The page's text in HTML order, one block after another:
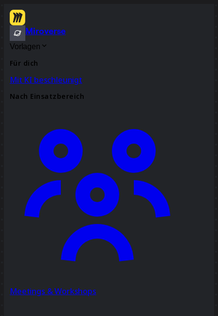
Miroverse
Vorlagen
Für dich
Mit KI beschleunigt
Nach Einsatzbereich
Meetings & Workshops